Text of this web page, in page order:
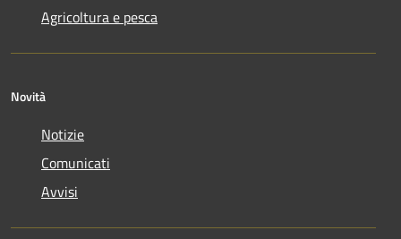
Agricoltura e pesca
Novità
Notizie
Comunicati
Avvisi